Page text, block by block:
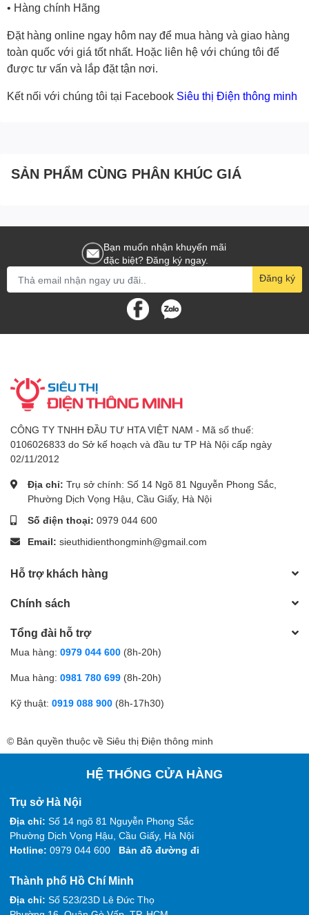
• Hàng chính Hãng
Đặt hàng online ngay hôm nay để mua hàng và giao hàng
toàn quốc với giá tốt nhất. Hoặc liên hệ với chúng tôi để
được tư vấn và lắp đặt tận nơi.
Kết nối với chúng tôi tại Facebook Siêu thị Điện thông minh
SẢN PHẨM CÙNG PHÂN KHÚC GIÁ
Bạn muốn nhận khuyến mãi
đặc biệt? Đăng ký ngay.
Đăng ký
CÔNG TY TNHH ĐẦU TƯ HTA VIỆT NAM - Mã số thuế:
0106026833 do Sở kế hoạch và đầu tư TP Hà Nội cấp ngày
02/11/2012
Địa chỉ: Trụ sở chính: Số 14 Ngõ 81 Nguyễn Phong Sắc,
Phường Dịch Vọng Hậu, Cầu Giấy, Hà Nội
Số điện thoại: 0979 044 600
Email: sieuthidienthongminh@gmail.com
Hỗ trợ khách hàng
Chính sách
Tổng đài hỗ trợ
Mua hàng: 0979 044 600 (8h-20h)
Mua hàng: 0981 780 699 (8h-20h)
Kỹ thuật: 0919 088 900 (8h-17h30)
© Bản quyền thuộc về Siêu thị Điện thông minh
HỆ THỐNG CỬA HÀNG
Trụ sở Hà Nội
Địa chỉ: Số 14 ngõ 81 Nguyễn Phong Sắc
Phường Dịch Vọng Hậu, Cầu Giấy, Hà Nội
Hotline: 0979 044 600 Bản đồ đường đi
Thành phố Hồ Chí Minh
Địa chỉ: Số 523/23D Lê Đức Thọ